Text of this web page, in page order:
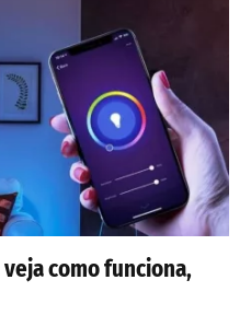
como funciona,